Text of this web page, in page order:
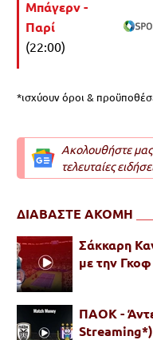
Μπάγερν -
Παρί
(22:00)
*ισχύουν όροι &
Ακολουθήστε
τελευταίες
ΔΙΑΒΑΣΤΕ ΑΚΟΜΗ
Σάκκαρη
με την Γκοφ
ΠΑΟΚ -
Streaming*)